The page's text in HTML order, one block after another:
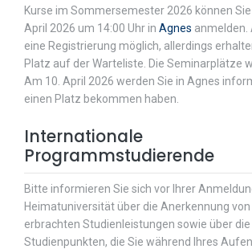
Kurse im Sommersemester 2026 können Sie
April 2026 um 14:00 Uhr in Agnes anmelden.
eine Registrierung möglich, allerdings
Platz auf der Warteliste. Die Seminarplätze
Am 10. April 2026 werden Sie in Agnes
einen Platz bekommen haben.
Internationale
Programmstudierende
Bitte informieren Sie sich vor Ihrer
Heimatuniversität über die Anerkennung
erbrachten Studienleistungen sowie über
Studienpunkten, die Sie während Ihres